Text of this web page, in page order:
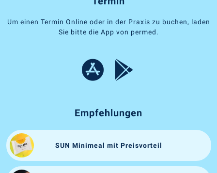
Um einen Termin Online oder in der Praxis zu buchen, laden
Sie bitte die App von permed.
Empfehlungen
SUN Minimeal mit Preisvorteil